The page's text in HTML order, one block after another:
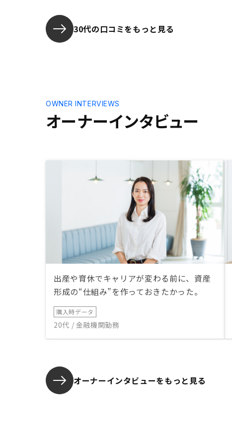
行でローンを組みたかったです。
30代の口コミをもっと見る
オーナーインタビュー
OWNER INTERVIEWS
出産や育休でキャリアが変わる前に、資産
形成の“仕組み”を作っておきたかった。
購入時データ
20代 / 金融機関勤務
オーナーインタビューをもっと見る